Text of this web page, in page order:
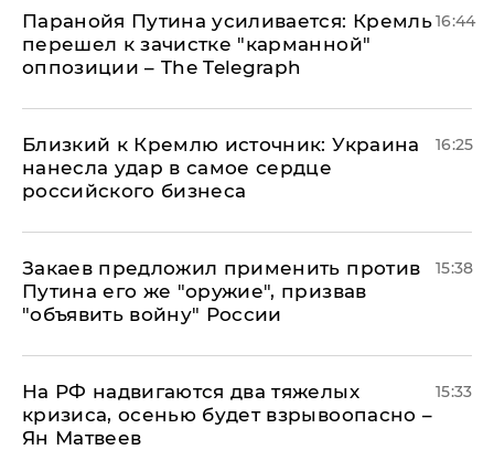
Паранойя Путина усиливается: Кремль
перешел к зачистке "карманной"
оппозиции – The Telegraph
16:44
Близкий к Кремлю источник: Украина
нанесла удар в самое сердце
российского бизнеса
16:25
Закаев предложил применить против
Путина его же "оружие", призвав
"объявить войну" России
15:38
На РФ надвигаются два тяжелых
кризиса, осенью будет взрывоопасно –
Ян Матвеев
15:33